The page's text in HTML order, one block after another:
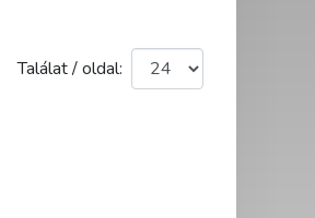
Találat / oldal: